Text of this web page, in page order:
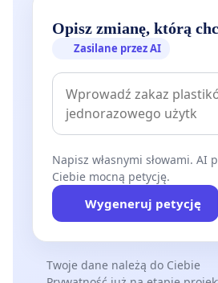
Opisz zmianę, którą
Zasilane przez AI
Napisz własnymi słowami. AI
Ciebie mocną petycję.
Wygeneruj petycję
Twoje dane należą do Ciebie